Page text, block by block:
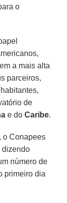
o
a mais alta
parceiros,
de
e doCaribe.
o Conapees
dizendo
número de
primeiro dia